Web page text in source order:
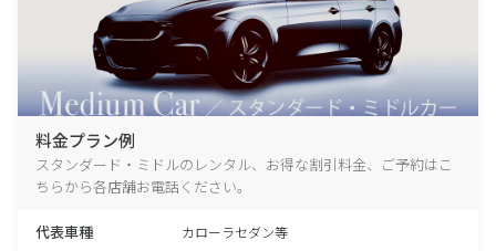
料金プラン例
スタンダード・ミドルのレンタル、お得な割引料金、ご予約はこ
ちらから各店舗お電話ください。
代表車種 カローラセダン等